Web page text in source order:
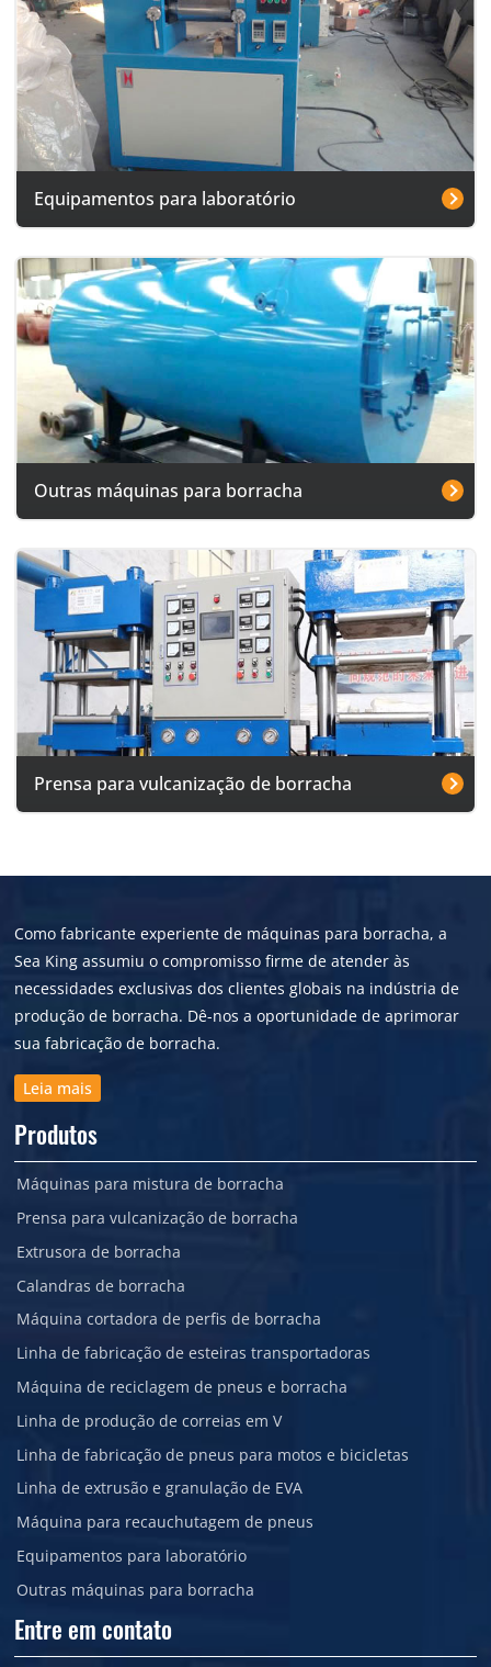
Equipamentos para laboratório
Outras máquinas para borracha
Prensa para vulcanização de borracha
Como fabricante experiente de máquinas para borracha, a
Sea King assumiu o compromisso firme de atender às
necessidades exclusivas dos clientes globais na indústria de
produção de borracha. Dê-nos a oportunidade de aprimorar
sua fabricação de borracha.
Leia mais
Produtos
Máquinas para mistura de borracha
Prensa para vulcanização de borracha
Extrusora de borracha
Calandras de borracha
Máquina cortadora de perfis de borracha
Linha de fabricação de esteiras transportadoras
Máquina de reciclagem de pneus e borracha
Linha de produção de correias em V
Linha de fabricação de pneus para motos e bicicletas
Linha de extrusão e granulação de EVA
Máquina para recauchutagem de pneus
Equipamentos para laboratório
Outras máquinas para borracha
Entre em contato